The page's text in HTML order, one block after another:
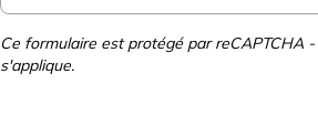
Ce formulaire est protégé par reCAPTCHA -
s'applique.